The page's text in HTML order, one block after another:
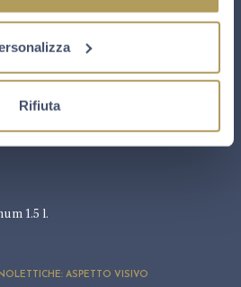
Rifiuta
La minor sovrappressione in
1.5 l.
ASPETTO VISIVO